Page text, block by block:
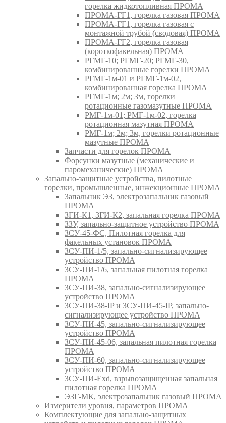
горелка жидкотопливная ПРОМА
ПРОМА-ГГ1, горелка газовая ПРОМА
ПРОМА-ГГ1, горелка газовая с
монтажной трубой (сводовая) ПРОМА
ПРОМА-ГГ2, горелка газовая
(короткофакельная) ПРОМА
РГМГ-10; РГМГ-20; РГМГ-30,
комбинированные горелки ПРОМА
РГМГ-1м-01 и РГМГ-1м-02,
комбинированная горелка ПРОМА
РГМГ-1м; 2м; 3м, горелки
ротационные газомазутные ПРОМА
РМГ-1м-01; РМГ-1м-02, горелка
ротационная мазутная ПРОМА
РМГ-1м; 2м; 3м, горелки ротационные
мазутные ПРОМА
Запчасти для горелок ПРОМА
Форсунки мазутные (механические и
паромеханические) ПРОМА
Запально-защитные устройства, пилотные
горелки, промышленные, инжекционные ПРОМА
Запальник ЭЗ, электрозапальник газовый
ПРОМА
ЗГИ-К1, ЗГИ-К2, запальная горелка ПРОМА
ЗЗУ, запально-защитное устройство ПРОМА
ЗСУ-45-ФС, Пилотная горелка для
факельных установок ПРОМА
ЗСУ-ПИ-1/5, запально-сигнализирующее
устройство ПРОМА
ЗСУ-ПИ-1/6, запальная пилотная горелка
ПРОМА
ЗСУ-ПИ-38, запально-сигнализирующее
устройство ПРОМА
ЗСУ-ПИ-38-IP и ЗСУ-ПИ-45-IP, запально-
сигнализирующее устройство ПРОМА
ЗСУ-ПИ-45, запально-сигнализирующее
устройство ПРОМА
ЗСУ-ПИ-45-06, запальная пилотная горелка
ПРОМА
ЗСУ-ПИ-60, запально-сигнализирующее
устройство ПРОМА
ЗСУ-ПИ-Exd, взрывозащищенная запальная
пилотная горелка ПРОМА
ЭЗГ-МК, электрозапальник газовый ПРОМА
Измерители уровня, параметров ПРОМА
Комплектующие для запально-защитных